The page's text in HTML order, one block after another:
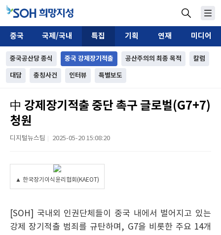
중국 국제/국내 특집 기획 연재 미디어
중국공산당 종식 중국 강제장기적출 공산주의의 최종 목적 칼럼
대담 충칭사건 인터뷰 특별보도
中 강제장기적출 중단 촉구 글로벌(G7+7)
청원
디지털뉴스팀 2025-05-20 15:08:20
▲ 한국장기이식윤리협회(KAEOT)
[SOH] 국내외 인권단체들이 중국 내에서 벌어지고 있는
강제 장기적출 범죄를 규탄하며, G7을 비롯한 주요 14개